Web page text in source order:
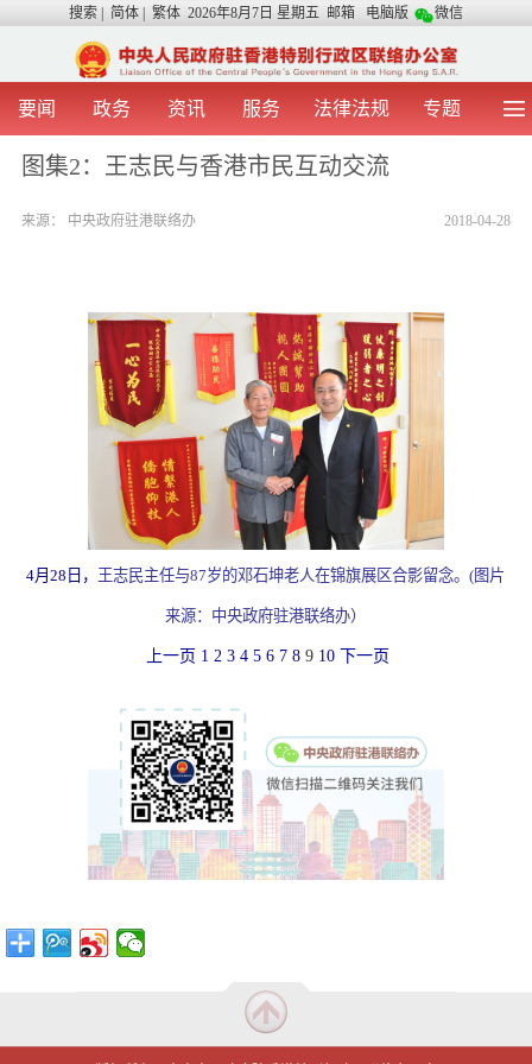
搜索 简体 繁体 2026年8月7日 星期五 邮箱 电脑版 微信
要闻 政务 资讯 服务 法律法规 专题
首 页 图 片 视 频
涉台事务 香港在线 媒体言论
图集2：王志民与香港市民互动交流
2018-04-28
来源： 中央政府驻港联络办
4月28日， 王志民主任与87岁的邓石坤老人在锦旗展区合影留念。(图片
来源：中央政府驻港联络办）
上一页 1 2 3 4 5 6 7 8 9 10 下一页